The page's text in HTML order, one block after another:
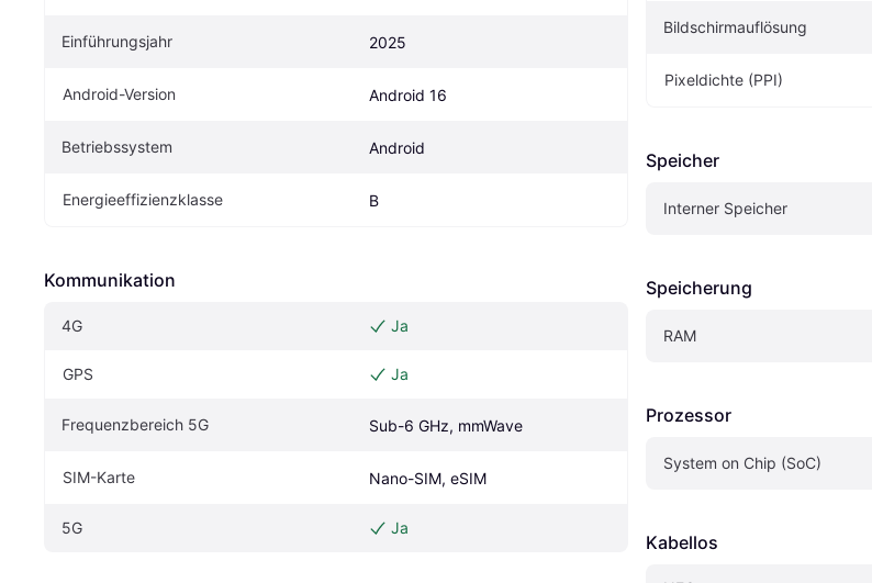
Einführungsjahr 2025
Android-Version Android 16
Betriebssystem Android
Energieeffizienzklasse B
Kommunikation
4G Ja
GPS Ja
Frequenzbereich 5G Sub-6 GHz, mmWave
SIM-Karte Nano-SIM, eSIM
5G Ja
Bildschirmauflösung
Pixeldichte (PPI)
Speicher
Interner Speicher
Speicherung
RAM
Prozessor
System on Chip (SoC)
Kabellos